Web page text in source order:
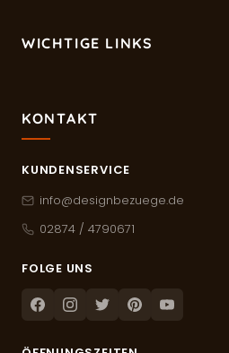
WICHTIGE LINKS
KONTAKT
KUNDENSERVICE
info@designbezuege.de
02874 / 4790671
FOLGE UNS
FacebookInstagram
TwitterPinterestYoutube